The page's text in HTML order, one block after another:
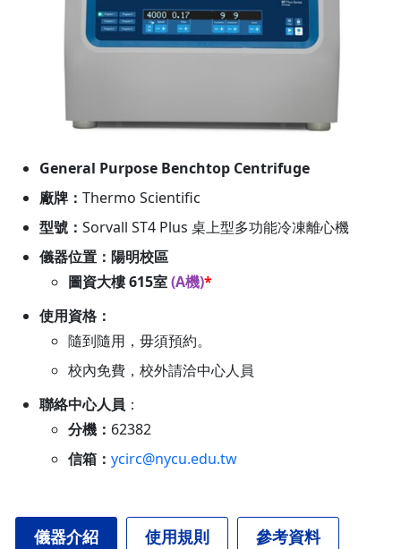
General Purpose Benchtop Centrifuge
廠牌： Thermo Scientific
型號： Sorvall ST4 Plus 桌上型多功能冷凍離心機
儀器位置：陽明校區
圖資大樓 615室(A機)*
使用資格：
隨到隨用，毋須預約。
校內免費，校外請洽中心人員
聯絡中心人員 ：
分機： 62382
信箱： ycirc@nycu.edu.tw
儀器介紹 使用規則 參考資料